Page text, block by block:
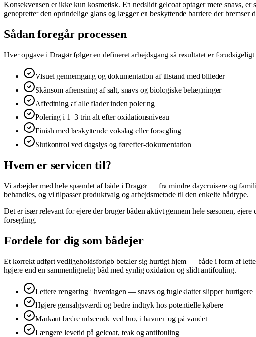
Konsekvensen er ikke kun kosmetisk. En nedslidt gelcoat optager mere snavs,
genopretter den oprindelige glans og lægger en beskyttende barriere der bremser
Sådan foregår processen
Hver opgave i Dragør følger en defineret arbejdsgang så resultatet er
Visuel gennemgang og dokumentation af tilstand med billeder
Skånsom afrensning af salt, snavs og biologiske belægninger
Affedtning af alle flader inden polering
Polering i 1–3 trin alt efter oxidationsniveau
Finish med beskyttende vokslag eller forsegling
Slutkontrol ved dagslys og før/efter-dokumentation
Hvem er servicen til?
Vi arbejder med hele spændet af både i Dragør — fra mindre daycruisere og
behandles, og vi tilpasser produktvalg og arbejdsmetode til den enkelte bådtype.
Det er især relevant for ejere der bruger båden aktivt gennem hele sæsonen,
forsegling.
Fordele for dig som bådejer
Et korrekt udført vedligeholdsforløb betaler sig hurtigt hjem — både i form af
højere end en sammenlignelig båd med synlig oxidation og slidt antifouling.
Lettere rengøring i hverdagen — snavs og fugleklatter slipper hurtigere
Højere gensalgsværdi og bedre indtryk hos potentielle købere
Markant bedre udseende ved bro, i havnen og på vandet
Længere levetid på gelcoat, teak og antifouling